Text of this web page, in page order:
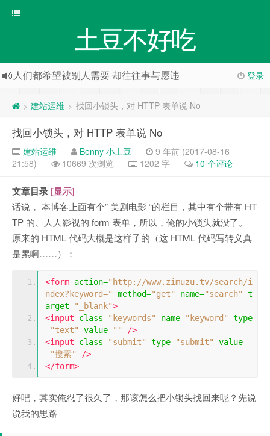
土豆不好吃
登录
人们都希望被别人需要 却往往事与愿违
> 建站运维 > 找回小锁头，对 HTTP 表单说 No
找回小锁头，对 HTTP 表单说 No
建站运维 Benny 小土豆
9 年前 (2017-08-16
21:58)
10669 次浏览 1202 字 10 个评论
文章目录 [显示]
话说， 本博客上面有个” 美剧电影 “的栏目，其中有个带有 HT
TP 的、人人影视的 form 表单，所以，俺的小锁头就没了。
原来的 HTML 代码大概是这样子的（这 HTML 代码写转义真
是累啊……）：
<form action="http://www.zimuzu.tv/search/i
ndex?keyword="
method="get" name="search"
t
arget="_blank">
<input
class="keywords" name="keyword"
type
="text" value=""
/>
<input
class="submit" type="submit"
value
="搜索"
/>
</form>
好吧，其实俺忍了很久了，那该怎么把小锁头找回来呢？先说
说我的思路